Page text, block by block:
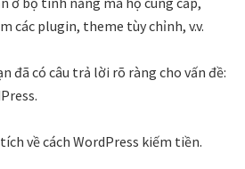
các plugin, theme tùy chỉnh, v.v.
đã có câu trả lời rõ ràng cho vấn đề:
về cách WordPress kiếm tiền.